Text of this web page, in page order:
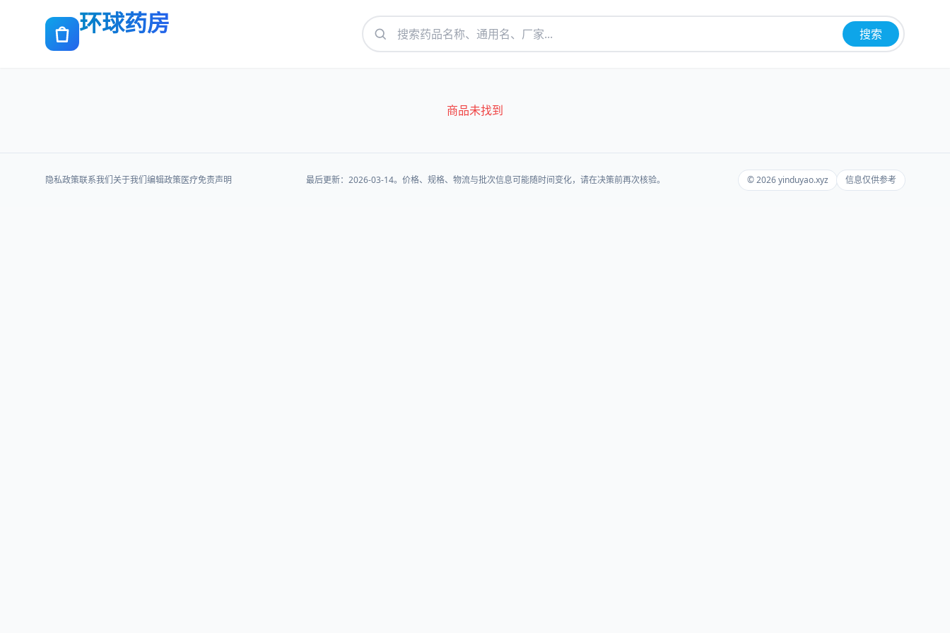
环球药房 搜索
商品未找到
隐私政策联系我们关于我们编辑政策医疗免责声明 最后更新：2026-03-14。价格、规格、物流与批次信息可能随时间变化，请在决策前再次核验。 © 2026 yinduyao.xyz 信息仅供参考